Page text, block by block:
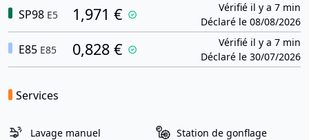
SP98 E5 1,971 €
Vérifié il y a 7 min
Déclaré le 08/08/2026
E85 E85 0,828 €
Vérifié il y a 7 min
Déclaré le 30/07/2026
Services
Lavage manuel Station de gonflage